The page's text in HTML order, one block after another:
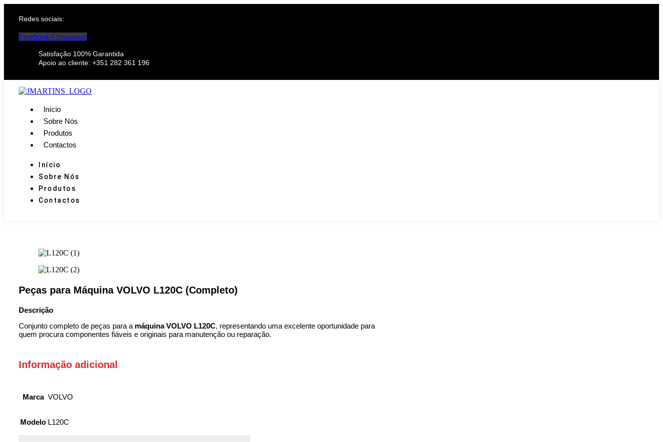
Redes sociais:
Facebook-f Instagram
Satisfação 100% Garantida
Apoio ao cliente: +351 282 361 196
Início
Sobre Nós
Produtos
Contactos
Início
Sobre Nós
Produtos
Contactos
Peças para Máquina VOLVO L120C (Completo)
Descrição
Conjunto completo de peças para a máquina VOLVO L120C, representando uma excelente oportunidade para
quem procura componentes fiáveis e originais para manutenção ou reparação.
Informação adicional
Marca VOLVO
Modelo L120C